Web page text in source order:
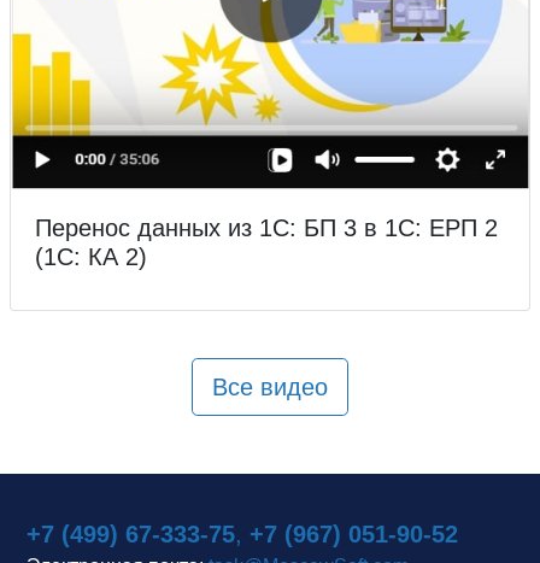
Перенос данных из 1С: БП 3 в 1С: ЕРП 2
(1С: КА 2)
Все видео
+7 (499) 67-333-75, +7 (967) 051-90-52